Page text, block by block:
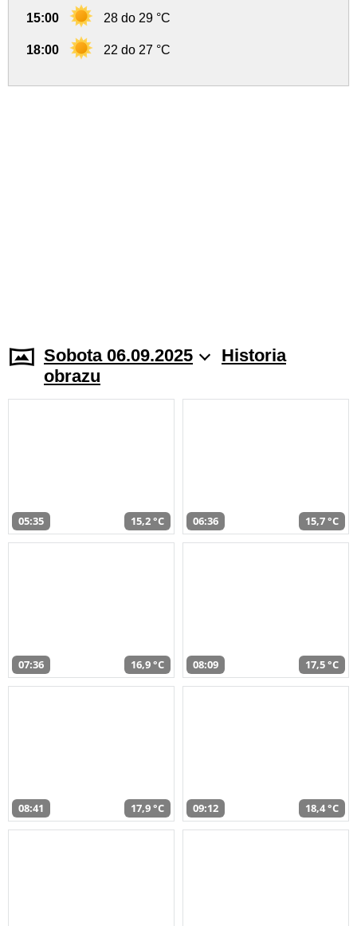
15:00 28 do 29 °C
18:00 22 do 27 °C
Sobota 06.09.2025
Historia
obrazu
05:35 15,2 °C 06:36 15,7 °C
07:36 16,9 °C 08:09 17,5 °C
08:41 17,9 °C 09:12 18,4 °C